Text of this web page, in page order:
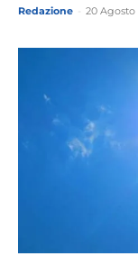
Redazione 20 Agosto